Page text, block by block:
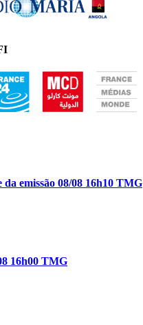
da emissão 08/08 16h10 TMG
16h00 TMG